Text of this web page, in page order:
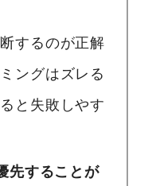
するのが正解
ングはズレる
と失敗しやす
先することが